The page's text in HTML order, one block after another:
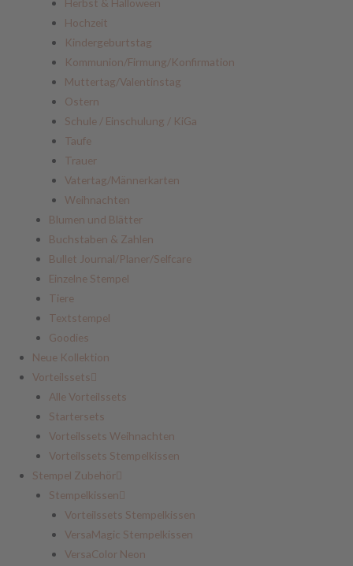
Herbst & Halloween
Hochzeit
Kindergeburtstag
Kommunion/Firmung/Konfirmation
Muttertag/Valentinstag
Ostern
Schule / Einschulung / KiGa
Taufe
Trauer
Vatertag/Männerkarten
Weihnachten
Blumen und Blätter
Buchstaben & Zahlen
Bullet Journal/Planer/Selfcare
Einzelne Stempel
Tiere
Textstempel
Goodies
Neue Kollektion
Vorteilssets
Alle Vorteilssets
Startersets
Vorteilssets Weihnachten
Vorteilssets Stempelkissen
Stempel Zubehör
Stempelkissen
Vorteilssets Stempelkissen
VersaMagic Stempelkissen
VersaColor Neon